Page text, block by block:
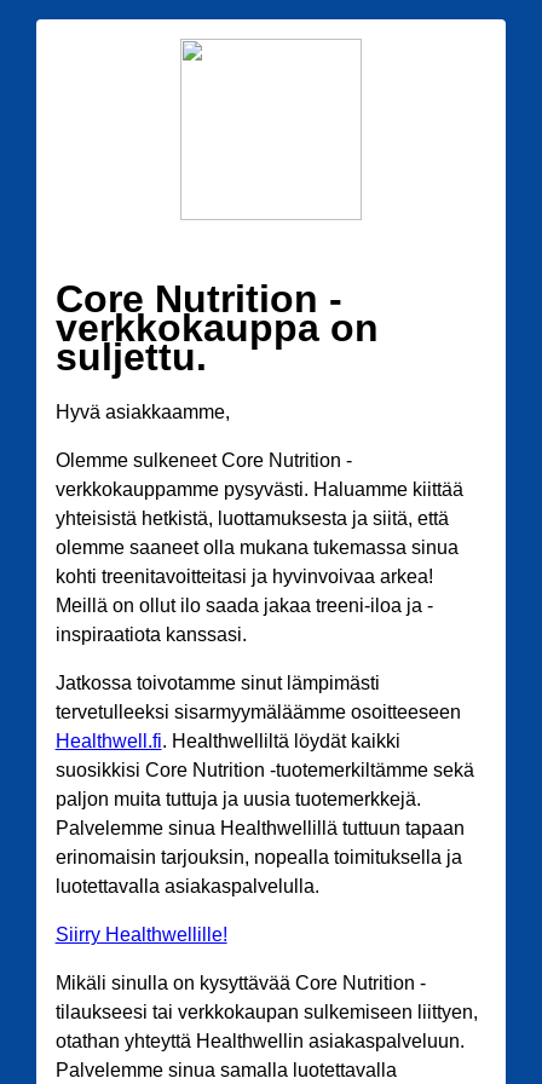
Core Nutrition -
verkkokauppa on
suljettu.
Hyvä asiakkaamme,
Olemme sulkeneet Core Nutrition -
verkkokauppamme pysyvästi. Haluamme kiittää
yhteisistä hetkistä, luottamuksesta ja siitä, että
olemme saaneet olla mukana tukemassa sinua
kohti treenitavoitteitasi ja hyvinvoivaa arkea!
Meillä on ollut ilo saada jakaa treeni-iloa ja -
inspiraatiota kanssasi.
Jatkossa toivotamme sinut lämpimästi
tervetulleeksi sisarmyymäläämme osoitteeseen
Healthwell.fi. Healthwelliltä löydät kaikki
suosikkisi Core Nutrition -tuotemerkiltämme sekä
paljon muita tuttuja ja uusia tuotemerkkejä.
Palvelemme sinua Healthwellillä tuttuun tapaan
erinomaisin tarjouksin, nopealla toimituksella ja
luotettavalla asiakaspalvelulla.
Siirry Healthwellille!
Mikäli sinulla on kysyttävää Core Nutrition -
tilaukseesi tai verkkokaupan sulkemiseen liittyen,
otathan yhteyttä Healthwellin asiakaspalveluun.
Palvelemme sinua samalla luotettavalla